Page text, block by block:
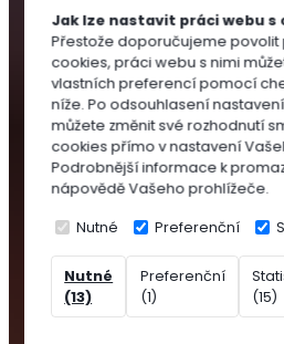
Jak lze nastavit práci webu s
Přestože doporučujeme povolit
cookies, práci webu s nimi
vlastních preferencí pomocí
níže. Po odsouhlasení
můžete změnit své rozhodnutí
cookies přímo v nastavení
Podrobnější informace k
nápovědě Vašeho prohlížeče.
Nutné Preferenční
Nutné
(13)
Preferenční
(1)
(15)
pro
pro
okrasné
dřeviny
Přísady